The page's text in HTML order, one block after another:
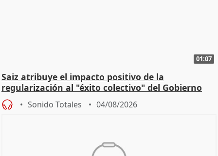
01:07
Saiz atribuye el impacto positivo de la
regularización al "éxito colectivo" del Gobierno
Sonido Totales 04/08/2026